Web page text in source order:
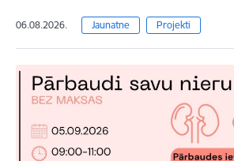
06.08.2026. Jaunatne Projekti